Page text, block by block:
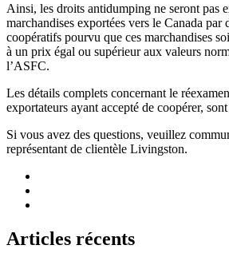
Ainsi, les droits antidumping ne seront pas
marchandises exportées vers le Canada par
coopératifs pourvu que ces marchandises
à un prix égal ou supérieur aux valeurs
l’ASFC.
Les détails complets concernant le
exportateurs ayant accepté de coopérer,
Si vous avez des questions, veuillez
représentant de clientèle Livingston.
Articles récents